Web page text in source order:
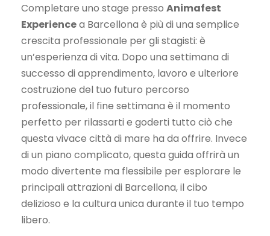
Completare uno stage presso Animafest
Experiencea Barcellona è più di una semplice
crescita professionale per gli stagisti: è
un’esperienza di vita. Dopo una settimana di
successo di apprendimento, lavoro e ulteriore
costruzione del tuo futuro percorso
professionale, il fine settimana è il momento
perfetto per rilassarti e goderti tutto ciò che
questa vivace città di mare ha da offrire. Invece
di un piano complicato, questa guida offrirà un
modo divertente ma flessibile per esplorare le
principali attrazioni di Barcellona, il cibo
delizioso e la cultura unica durante il tuo tempo
libero.